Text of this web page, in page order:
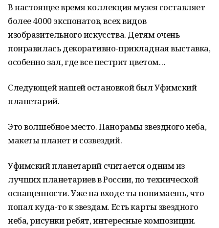
В настоящее время коллекция музея составляет
более 4000 экспонатов, всех видов
изобразительного искусства. Детям очень
понравилась декоративно-прикладная выставка,
особенно зал, где все пестрит цветом…
Следующей нашей остановкой был Уфимский
планетарий.
Это волшебное место. Панорамы звездного неба,
макеты планет и созвездий.
Уфимский планетарий считается одним из
лучших планетариев в России, по технической
оснащенности. Уже на входе ты понимаешь, что
попал куда-то к звездам. Есть карты звездного
неба, рисунки ребят, интересные композиции.